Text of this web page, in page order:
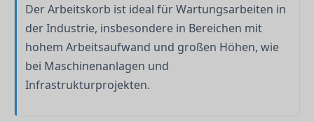
Der Arbeitskorb ist ideal für Wartungsarbeiten in
der Industrie, insbesondere in Bereichen mit
hohem Arbeitsaufwand und großen Höhen, wie
bei Maschinenanlagen und
Infrastrukturprojekten.